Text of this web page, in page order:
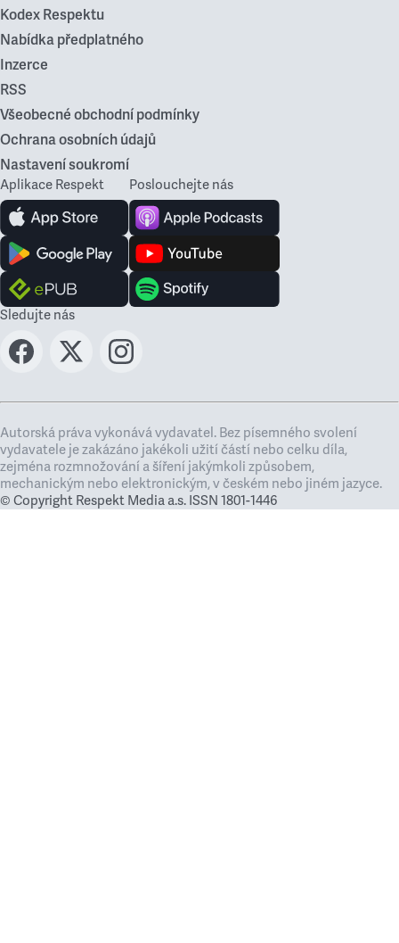
Kodex Respektu
Nabídka předplatného
Inzerce
RSS
Všeobecné obchodní podmínky
Ochrana osobních údajů
Nastavení soukromí
Aplikace Respekt Poslouchejte nás
Sledujte nás
Autorská práva vykonává vydavatel. Bez písemného svolení
vydavatele je zakázáno jakékoli užití částí nebo celku díla,
zejména rozmnožování a šíření jakýmkoli způsobem,
mechanickým nebo elektronickým, v českém nebo jiném jazyce.
© Copyright Respekt Media a.s. ISSN 1801-1446